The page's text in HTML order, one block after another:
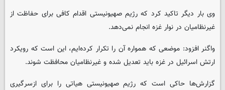
وی بار دیگر تاکید کرد که رژیم صهیونیستی اقدام کافی برای حفاظت از
غیرنظامیان در نوار غزه انجام نمی‌دهد.
واگنر افزود: موضعی که همواره آن را تکرار کرده‌ایم، این است که رویکرد
ارتش اسرائیل در غزه باید تعدیل شده و غیرنظامیان محافظت شوند.
گزارش‌ها حاکی است که رژیم صهیونیستی هیاتی را برای ازسرگیری